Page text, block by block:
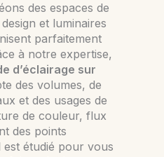
des espaces de
et luminaires
parfaitement
à notre expertise,
d’éclairage sur
des volumes, de
et des usages de
de couleur, flux
des points
est étudié pour vous